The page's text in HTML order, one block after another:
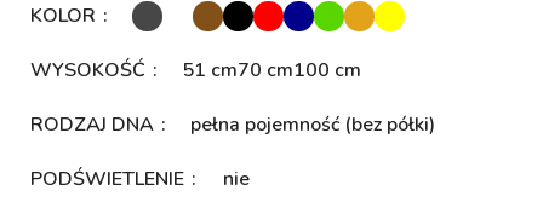
KOLOR
WYSOKOŚĆ 51 cm70 cm100 cm
RODZAJ DNA pełna pojemność (bez półki)
PODŚWIETLENIE nie